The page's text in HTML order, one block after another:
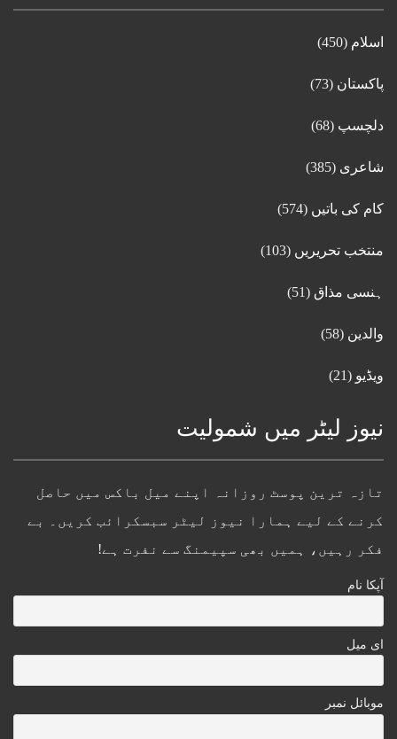
اسلام (450)
پاکستان (73)
دلچسپ (68)
شاعری (385)
کام کی باتیں (574)
منتخب تحریریں (103)
ہنسی مذاق (51)
والدین (58)
ویڈیو (21)
نیوز لیٹر میں شمولیت
تازہ ترین پوسٹ روزانہ اپنے میل باکس میں حاصل
کرنے کے لیے ہمارا نیوز لیٹر سبسکرائب کریں۔ بے
فکر رہیں، ہمیں بھی سپیمنگ سے نفرت ہے!
آپکا نام
ای میل
موبائل نمبر